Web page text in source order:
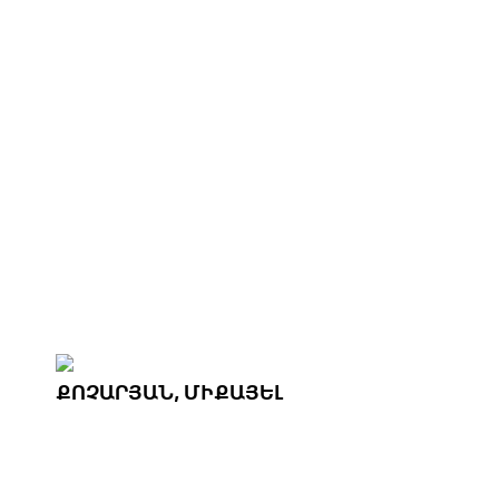
ՔՈՉԱՐՅԱՆ, ՄԻՔԱՅԵԼ